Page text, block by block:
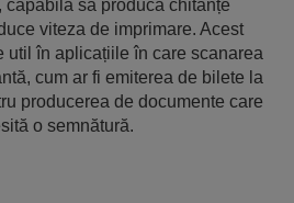
capabilă să producă chitanțe
viteza de imprimare. Acest
util în aplicațiile în care scanarea
cum ar fi emiterea de bilete la
producerea de documente care
o semnătură.